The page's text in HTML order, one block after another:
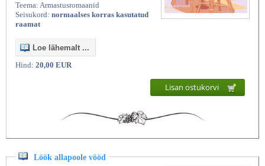
Kasutatud raamatud | Vanaraamatee
Teema: Armastusromaanid
Seisukord: normaalses korras kasutatud
raamat
Loe lähemalt ...
Hind: 20,00 EUR
Lisan ostukorvi
Löök allapoole vööd